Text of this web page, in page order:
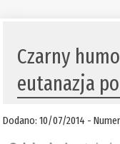
Czarny
eutanazja
Dodano: 10/07/2014 -